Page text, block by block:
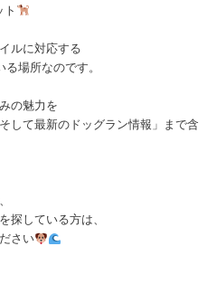
ルに対応する
場所なのです。
の魅力を
して最新のドッグラン情報」まで含
探している方は、
さい